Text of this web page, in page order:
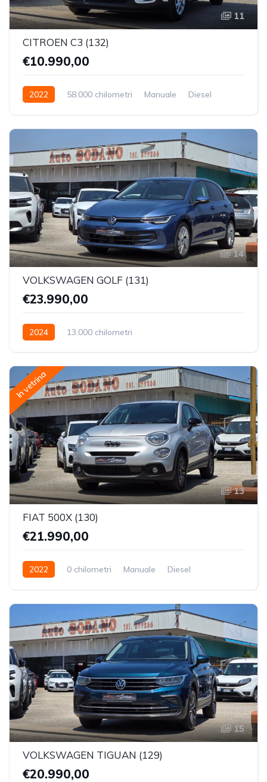
11
CITROEN C3 (132)
€10.990,00
2022 58.000 chilometri Manuale
Diesel
14
VOLKSWAGEN GOLF (131)
€23.990,00
2024 13.000 chilometri
In vetrina
13
FIAT 500X (130)
€21.990,00
2022 0 chilometri Manuale
Diesel
15
VOLKSWAGEN TIGUAN (129)
€20.990,00